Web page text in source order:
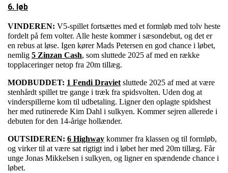
6. løb
VINDEREN: V5-spillet fortsættes med et formløb med tolv heste
fordelt på fem volter. Alle heste kommer i sæsondebut, og det er
en rebus at løse. Igen kører Mads Petersen en god chance i løbet,
nemlig 5 Zinzan Cash, som sluttede 2025 af med en række
topplaceringer netop fra 20m tillæg.
MODBUDDET: 1 Fendi Dravietsluttede 2025 af med at være
stenhårdt spillet tre gange i træk fra spidsvolten. Uden dog at
vinderspillerne kom til udbetaling. Ligner den oplagte spidshest
her med rutinerede Kim Dahl i sulkyen. Kommer sejren allerede i
debuten for den 14-årige hollænder.
OUTSIDEREN: 6 Highway kommer fra klassen og til formløb,
og virker til at være sat rigtigt ind i løbet her med 20m tillæg. Får
unge Jonas Mikkelsen i sulkyen, og ligner en spændende chance i
løbet.